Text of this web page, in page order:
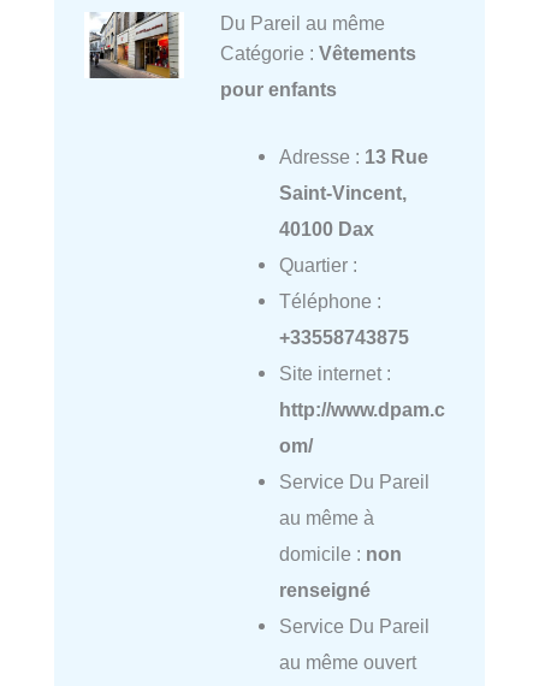
Du Pareil au même
Catégorie : Vêtements
pour enfants
Adresse : 13 Rue
Saint-Vincent,
40100 Dax
Quartier :
Téléphone :
+33558743875
Site internet :
http://www.dpam.c
om/
Service Du Pareil
au même à
domicile : non
renseigné
Service Du Pareil
au même ouvert